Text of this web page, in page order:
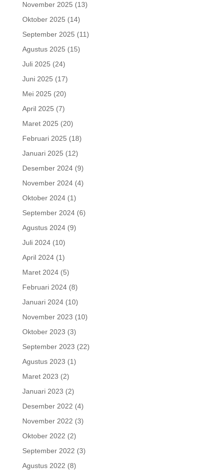
November 2025 (13)
Oktober 2025 (14)
September 2025 (11)
Agustus 2025 (15)
Juli 2025 (24)
Juni 2025 (17)
Mei 2025 (20)
April 2025 (7)
Maret 2025 (20)
Februari 2025 (18)
Januari 2025 (12)
Desember 2024(9)
November 2024(4)
Oktober 2024(1)
September 2024(6)
Agustus 2024(9)
Juli 2024(10)
April 2024(1)
Maret 2024(5)
Februari 2024(8)
Januari 2024(10)
November 2023 (10)
Oktober 2023 (3)
September 2023 (22)
Agustus 2023 (1)
Maret 2023 (2)
Januari 2023 (2)
Desember 2022 (4)
November 2022 (3)
Oktober 2022 (2)
September 2022 (3)
Agustus 2022 (8)